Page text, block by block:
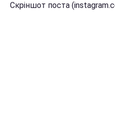
Скріншот поста